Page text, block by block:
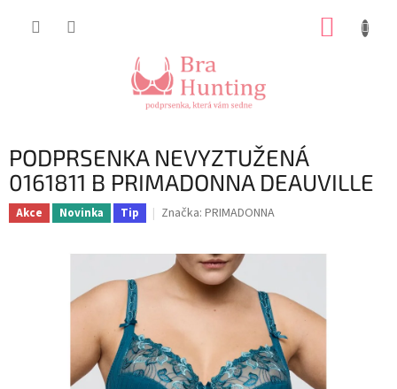
PODPRSENKA NEVYZTUŽENÁ
0161811 B PRIMADONNA DEAUVILLE
Akce Novinka Tip Značka: PRIMADONNA